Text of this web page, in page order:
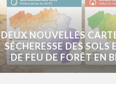
DEUX NOUVELLES
SÉCHERESSE DES SOLS
DE FEU DE FORÊT EN